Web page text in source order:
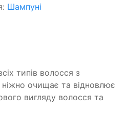
Шампуні
типів волосся з
очищає та відновлює
вигляду волосся та